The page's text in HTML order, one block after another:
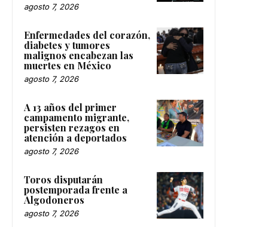
agosto 7, 2026
Enfermedades del corazón,
diabetes y tumores
malignos encabezan las
muertes en México
agosto 7, 2026
A 13 años del primer
campamento migrante,
persisten rezagos en
atención a deportados
agosto 7, 2026
Toros disputarán
postemporada frente a
Algodoneros
agosto 7, 2026